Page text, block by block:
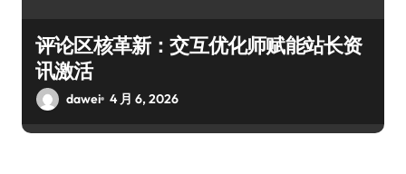
评论区核革新：交互优化师赋能站长资
讯激活
dawei 4 月 6, 2026